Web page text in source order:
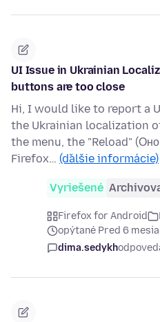
UI Issue in Ukrainian
buttons are too close
Hi, I would like to report a
the Ukrainian localization
the menu, the "Reload"
Firefox… (ďalšie informácie)
Vyriešené
Firefox for Android
opýtané Pred 6
dima.sedykh